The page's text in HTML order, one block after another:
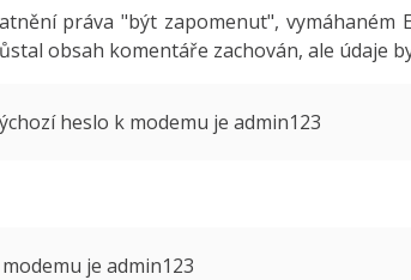
práva "být zapomenut", vymáhaném
obsah komentáře zachován, ale údaje
heslo k modemu je admin123
je admin123